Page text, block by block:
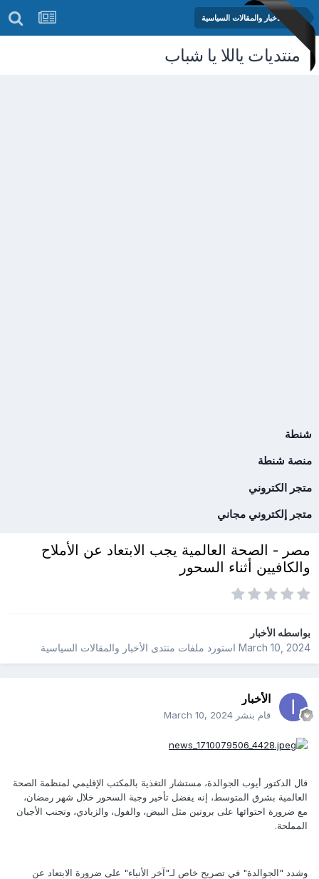
منتدى الأخبار والمقالات السياسية
منتديات ياللا يا شباب
شنطة
منصة شنطة
متجر الكتروني
متجر إلكتروني مجاني
مصر - الصحة العالمية يجب الابتعاد عن الأملاح
والكافيين أثناء السحور
بواسطهالأخبار
March 10, 2024استورد ملفات منتدى الأخبار والمقالات السياسية
الأخبار
قام بنشر March 10, 2024
قال الدكتور أيوب الجوالدة، مستشار التغذية بالمكتب الإقليمي لمنظمة الصحة
العالمية بشرق المتوسط، إنه يفضل تأخير وجبة السحور خلال شهر رمضان،
مع ضرورة احتوائها على بروتين مثل البيض، والفول، والزبادي، وتجنب الأجبان
المملحة.
وشدد "الجوالدة" في تصريح خاص لـ"آخر الأنباء" على ضرورة الابتعاد عن